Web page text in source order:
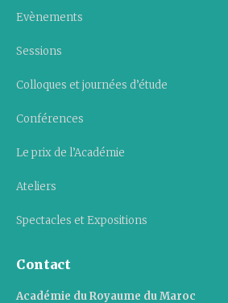
Evènements
Sessions
Colloques et journées d’étude
Conférences
Le prix de l’Académie
Ateliers
Spectacles et Expositions
Contact
Académie du Royaume du Maroc